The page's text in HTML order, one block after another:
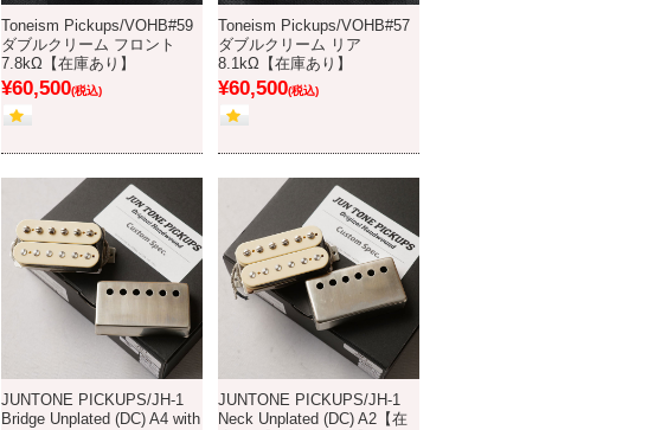
Toneism Pickups/VOHB#59
ダブルクリーム フロント
7.8kΩ【在庫あり】
¥60,500(税込)
Toneism Pickups/VOHB#57
ダブルクリーム リア
8.1kΩ【在庫あり】
¥60,500(税込)
JUNTONE PICKUPS/JH-1
Bridge Unplated (DC) A4 with
JUNTONE PICKUPS/JH-1
Neck Unplated (DC) A2【在